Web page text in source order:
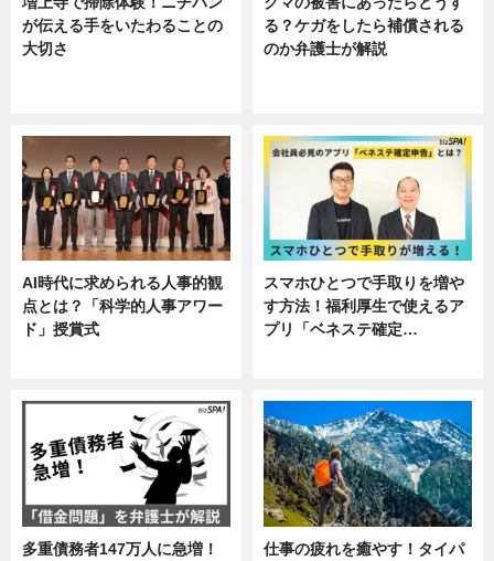
が伝える手をいたわることの
大切さ
る？ケガをしたら補償される
のか弁護士が解説
AI時代に求められる人事的観
点とは？「科学的人事アワー
ド」授賞式
スマホひとつで手取りを増や
す方法！福利厚生で使えるア
プリ「ベネステ確定…
多重債務者147万人に急増！
仕事の疲れを癒やす！タイパ